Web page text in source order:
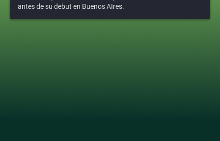
antes de su debut en Buenos AIres.